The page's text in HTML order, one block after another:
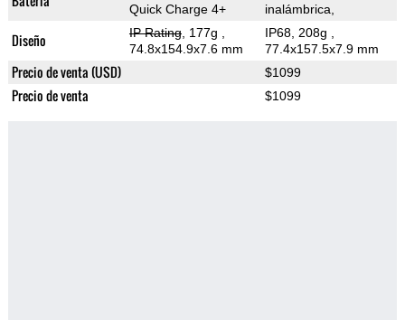
Quick Charge 4+
inalámbrica,
Diseño IP Rating, 177g
74.8x154.9x7.6 mm
IP68, 208g
77.4x157.5x7.9 mm
Precio de venta (USD) $1099
Precio de venta $1099